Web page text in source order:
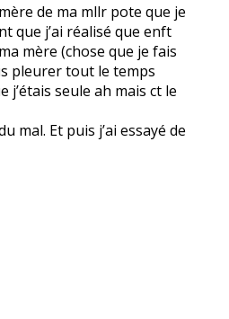
de ma mllr pote que je
que j’ai réalisé que enft
mère (chose que je fais
pleurer tout le temps
seule ah mais ct le
mal. Et puis j’ai essayé de